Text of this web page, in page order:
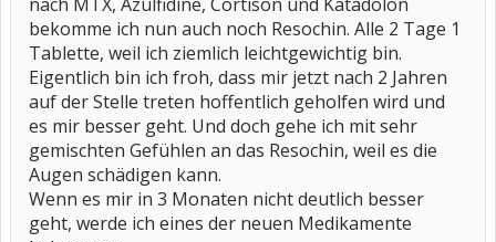
bekomme ich nun auch noch Resochin. Alle 2 Tage 1
Tablette, weil ich ziemlich leichtgewichtig bin.
Eigentlich bin ich froh, dass mir jetzt nach 2 Jahren
auf der Stelle treten hoffentlich geholfen wird und
es mir besser geht. Und doch gehe ich mit sehr
gemischten Gefühlen an das Resochin, weil es die
Augen schädigen kann.
Wenn es mir in 3 Monaten nicht deutlich besser
geht, werde ich eines der neuen Medikamente